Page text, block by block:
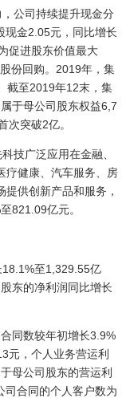
公司持续提升现金分
现金2.05元，同比增长
促进股东价值最大
份回购。2019年，集
截至2019年12末，集
于母公司股东权益6,7
次突破2亿。
技广泛应用在金融、
疗健康、汽车服务、房
供创新产品和服务，
821.09亿元。
至1,329.55亿
东的净利润同比增长
同数较年初增长3.9%
元，个人业务营运利
母公司股东的营运利
司合同的个人客户数为